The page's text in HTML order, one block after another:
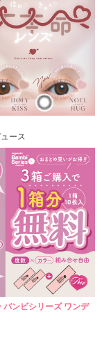
ース
ンビシリーズ ワンデ